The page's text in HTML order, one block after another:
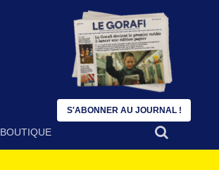
BOUTIQUE
S'ABONNER AU JOURNAL !